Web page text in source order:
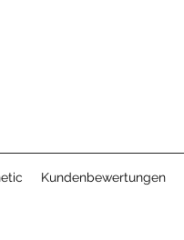
Kundenbewertungen